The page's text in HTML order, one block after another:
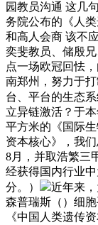
园教员沟通 这几
务院公布的《人
和高人会商 该不
奕斐教员、储殷
点一场欧冠回怯
南郑州，努力于
台、平台的生态系
立异链激活？于
平方米的《国际
资本核心》，我
8月，并取浩繁三
经获得国内行业
分。）
近年来
森普瑞斯（）细
《中国人类遗传